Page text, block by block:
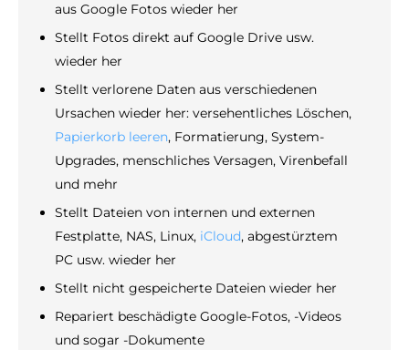
aus Google Fotos wieder her
Stellt Fotos direkt auf Google Drive usw.
wieder her
Stellt verlorene Daten aus verschiedenen
Ursachen wieder her: versehentliches Löschen,
Papierkorb leeren, Formatierung, System-
Upgrades, menschliches Versagen, Virenbefall
und mehr
Stellt Dateien von internen und externen
Festplatte, NAS, Linux, iCloud, abgestürztem
PC usw. wieder her
Stellt nicht gespeicherte Dateien wieder her
Repariert beschädigte Google-Fotos, -Videos
und sogar -Dokumente